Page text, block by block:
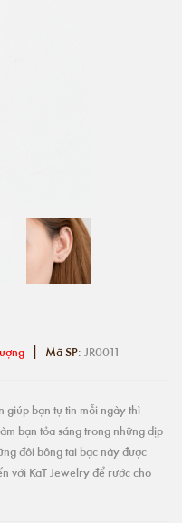
| Mã SP: JR0011
giúp bạn tự tin mỗi ngày thì
bạn tỏa sáng trong những dịp
đôi bông tai bạc này được
với KaT Jewelry để rước cho